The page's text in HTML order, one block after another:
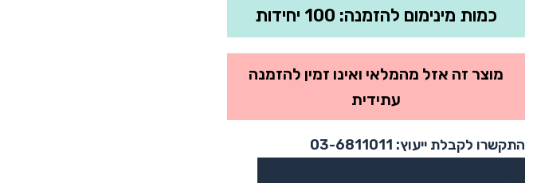
כמות מינימום להזמנה: 100 יחידות
מוצר זה אזל מהמלאי ואינו זמין להזמנה
עתידית
התקשרו לקבלת ייעוץ: 03-6811011